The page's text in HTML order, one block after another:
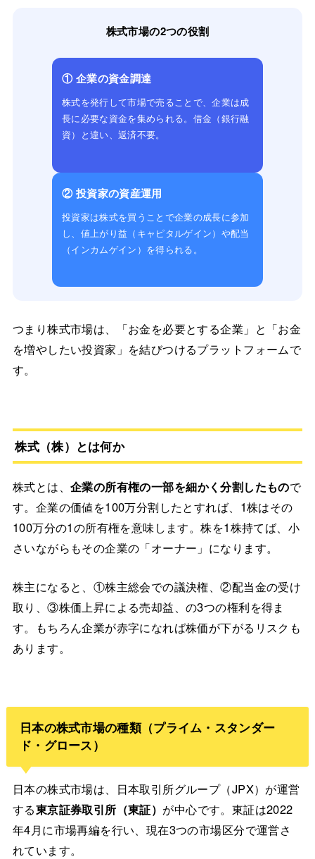
株式市場の2つの役割
① 企業の資金調達
株式を発行して市場で売ることで、企業は成
長に必要な資金を集められる。借金（銀行融
資）と違い、返済不要。
② 投資家の資産運用
投資家は株式を買うことで企業の成長に参加
し、値上がり益（キャピタルゲイン）や配当
（インカムゲイン）を得られる。
つまり株式市場は、「お金を必要とする企業」と「お金
を増やしたい投資家」を結びつけるプラットフォームで
す。
株式（株）とは何か
株式とは、 企業の所有権の一部を細かく分割したもので
す。企業の価値を100万分割したとすれば、1株はその
100万分の1の所有権を意味します。株を1株持てば、小
さいながらもその企業の「オーナー」になります。
株主になると、①株主総会での議決権、②配当金の受け
取り、③株価上昇による売却益、の3つの権利を得ま
す。もちろん企業が赤字になれば株価が下がるリスクも
あります。
日本の株式市場の種類（プライム・スタンダー
ド・グロース）
日本の株式市場は、日本取引所グループ（JPX）が運営
する東京証券取引所（東証） が中心です。東証は2022
年4月に市場再編を行い、現在3つの市場区分で運営さ
れています。